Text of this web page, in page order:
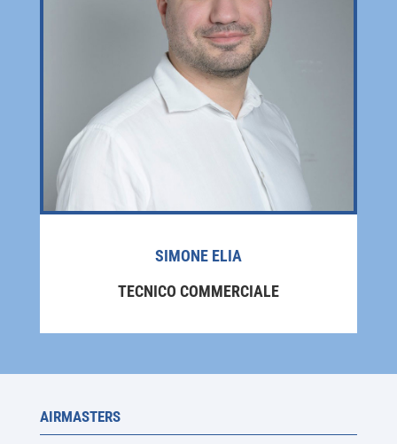
SIMONE ELIA
TECNICO COMMERCIALE
AIRMASTERS